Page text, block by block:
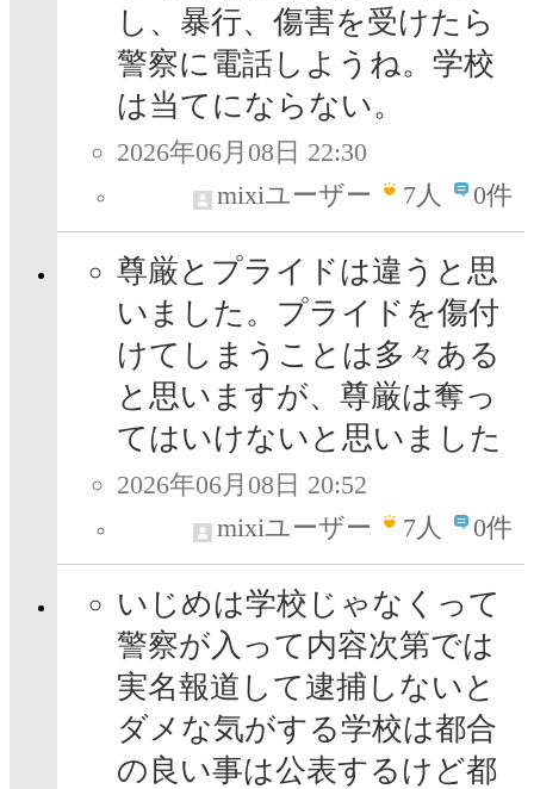
し、暴行、傷害を受けたら
警察に電話しようね。学校
は当てにならない。
2026年06月08日 22:30
mixiユーザー
7人 0件
尊厳とプライドは違うと思
いました。プライドを傷付
けてしまうことは多々ある
と思いますが、尊厳は奪っ
てはいけないと思いました
2026年06月08日 20:52
mixiユーザー
7人 0件
いじめは学校じゃなくって
警察が入って内容次第では
実名報道して逮捕しないと
ダメな気がする学校は都合
の良い事は公表するけど都